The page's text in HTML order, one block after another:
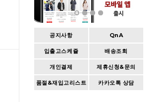
공지사항 QnA
입출고스케쥴 배송조회
개인결제 제휴신청&문의
품절&재입고리스트 카카오톡 상담